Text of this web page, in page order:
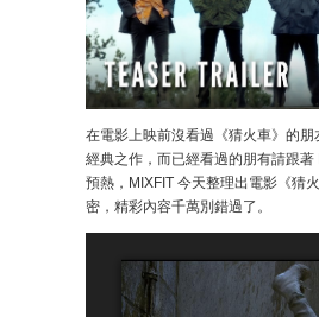
在電影上映前沒看過《猜火車》的
經典之作，而已經看過的朋有請跟著
預熱，MIXFIT 今天整理出電影《猜
密，精彩內容千萬別錯過了。